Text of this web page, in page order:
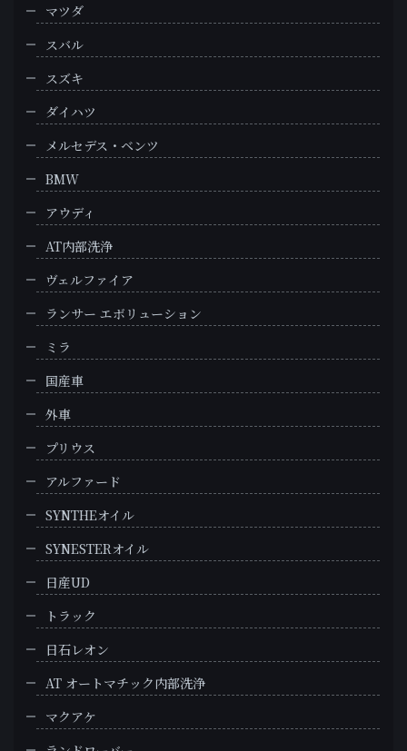
マツダ
スバル
スズキ
ダイハツ
メルセデス・ベンツ
BMW
アウディ
AT内部洗浄
ヴェルファイア
ランサー エボリューション
ミラ
国産車
外車
プリウス
アルファード
SYNTHEオイル
SYNESTERオイル
日産UD
トラック
日石レオン
AT オートマチック内部洗浄
マクアケ